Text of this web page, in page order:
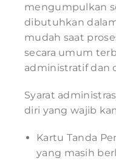
mengumpulkan
dibutuhkan
mudah saat
secara umum
administratif dan
Syarat
diri yang wajib
Kartu Tanda
yang masih